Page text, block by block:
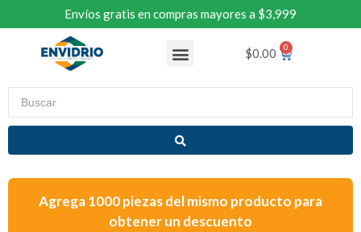
Envíos gratis en compras mayores a $3,999
$0.00
Agrega 1000 piezas del mismo producto para
obtener un descuento